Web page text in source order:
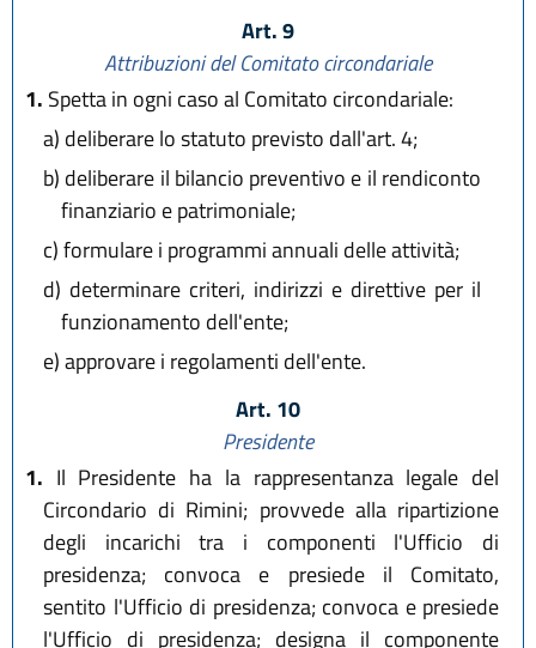
Art. 9
Attribuzioni del Comitato circondariale
1. Spetta in ogni caso al Comitato circondariale:
a) deliberare lo statuto previsto dall'art. 4;
b) deliberare il bilancio preventivo e il rendiconto
finanziario e patrimoniale;
c)formulare i programmi annuali delle attività;
d) determinare criteri, indirizzi e direttive per il
funzionamento dell'ente;
e)approvare i regolamenti dell'ente.
Art. 10
Presidente
1. Il Presidente ha la rappresentanza legale del
Circondario di Rimini; provvede alla ripartizione
degli incarichi tra i componenti l'Ufficio di
presidenza; convoca e presiede il Comitato,
sentito l'Ufficio di presidenza; convoca e presiede
l'Ufficio di presidenza; designa il componente